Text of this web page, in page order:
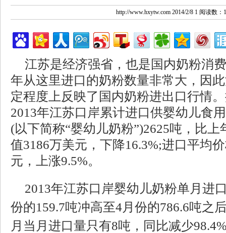
http://www.hxytw.com 2014/2/8 1 阅读数：
江苏是经济强省，也是国内奶粉消
年从这里进口的奶粉数量非常大，因
定程度上反映了国内奶粉进出口行情
2013年江苏口岸累计进口供婴幼儿食
(以下简称“婴幼儿奶粉”)2625吨，比上
值3186万美元，下降16.3%;进口平均
元，上涨9.5%。
2013年江苏口岸婴幼儿奶粉单月进
份的159.7吨冲高至4月份的786.6吨之
月当月进口量只有8吨，同比减少